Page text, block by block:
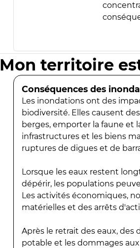
Mon territoire
Conséquences des
Les inondations ont des
biodiversité. Elles causent
berges, emporter la faune et
infrastructures et les biens
ruptures de digues et de
Lorsque les eaux restent
dépérir, les populations
Les activités économiques,
matérielles et des arrêts
Après le retrait des eaux,
potable et les dommages